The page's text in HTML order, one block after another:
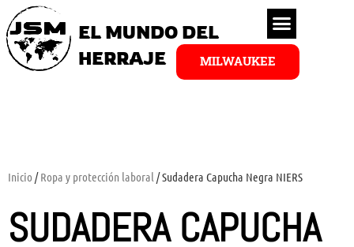
EL MUNDO DEL
HERRAJE
MILWAUKEE
Inicio /Ropa y protección laboral / Sudadera Capucha Negra NIERS
SUDADERA CAPUCHA